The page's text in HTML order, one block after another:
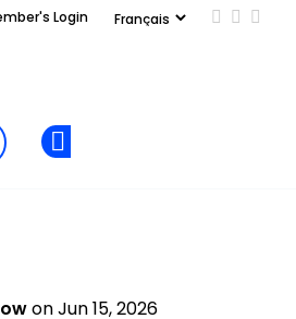
Login Add us
Follow
on Jun 15, 2026